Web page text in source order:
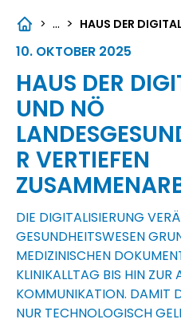
> ... >
10. OKTOBER 2025
HAUS DER
UND NÖ
R VERTIEFEN
DIE DIGITALISIERUNG
GESUNDHEITSWESEN
MEDIZINISCHEN
KLINIKALLTAG BIS HIN
KOMMUNIKATION. DAMIT
NUR TECHNOLOGISCH